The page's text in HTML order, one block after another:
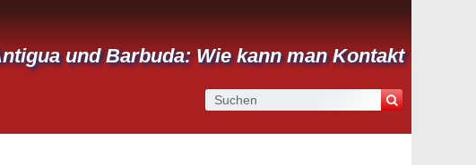
und Barbuda: Wie kann man Kontakt